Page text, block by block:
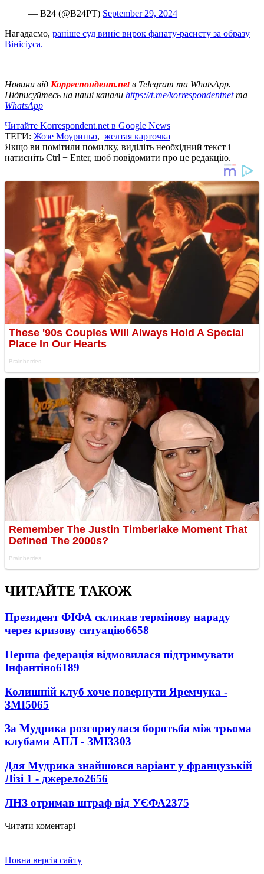
— B24 (@B24PT) September 29, 2024
Нагадаємо, раніше суд виніс вирок фанату-расисту за образу
Вінісіуса.
Новини від Корреспондент.netв Telegram та WhatsApp.
Підписуйтесь на наші канали https://t.me/korrespondentnetта
WhatsApp
Читайте Korrespondent.net в Google News
ТЕГИ: Жозе Моуриньо, желтая карточка
Якщо ви помітили помилку, виділіть необхідний текст і
натисніть Ctrl + Enter, щоб повідомити про це редакцію.
ЧИТАЙТЕ ТАКОЖ
Президент ФІФА скликав термінову нараду
через кризову ситуацію6658
Перша федерація відмовилася підтримувати
Інфантіно6189
Колишній клуб хоче повернути Яремчука -
ЗМІ5065
За Мудрика розгорнулася боротьба між трьома
клубами АПЛ - ЗМІ3303
Для Мудрика знайшовся варіант у французькій
Лізі 1 - джерело2656
ЛНЗ отримав штраф від УЄФА2375
Читати коментарі
Повна версія сайту